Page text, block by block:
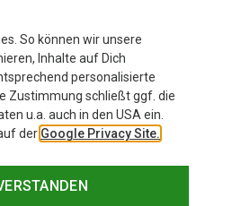
Dynafit
Alpine Visor Cap
34,95 €
So können wir unsere
Inhalte auf Dich
personalisierte
Zustimmung schließt ggf. die
u.a. auch in den USA ein.
der Google Privacy Site.